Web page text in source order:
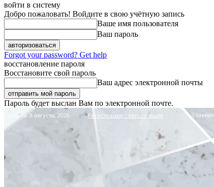
войти в систему
Добро пожаловать! Войдите в свою учётную запись
Ваше имя пользователя
Ваш пароль
Forgot your password? Get help
восстановление пароля
Восстановите свой пароль
Ваш адрес электронной почты
Пароль будет выслан Вам по электронной почте.
Суббота, 8 августа, 2026 Регистрация / Авторизация Главная